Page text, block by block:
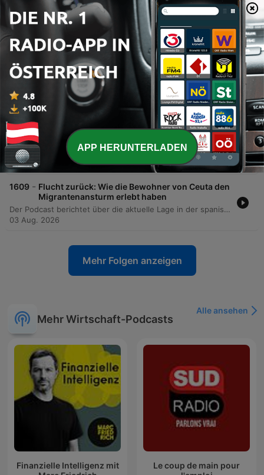
1612 -
Rohe Gewalt gegen Migranten: Wieso Tausende
Südafrika verlassen
Dieser Bericht beleuchtet die aktuelle Welle fremdenfeindlicher Gewalt in Südafrika anhand der Situation von Brian Miranda, einem Migranten aus Simbabwe in Mossel Bay. Während die Stadt als wohlhabender und sicherer Ort gilt, kam es dort zu gewaltsamen Ausschreitungen, bei denen Hütten niedergebrannt wurden und Menschen getötet wurden. Die Untersuchung geht den tieferliegenden Ursachen der Protestbewegung nach, die vor allem von der armen, schwarzen Bevölkerung getragen wird. Im Zentrum der Spannungen steht die hohe Arbeitslosigkeit und das Gefühl der wirtschaftlichen Benachteiligung. Demonstranten werfen Migranten vor, durch illegale Beschäftigung und Missachtung von Arbeitsgesetzen lokale Arbeitsplätze zu besetzen. Der Bericht analysiert zudem das strukturelle Versagen des südafrikanischen Staates sowie die enorme soziale Ungleichheit im Land, die die Gewalt gegen Einwanderer als Ventil für den Frust über die Regierung und fehlende Perspektiven nutzt.
06 Aug. 2026
1611 -
Make Europe Great Again - Wie Elon Musk hier
wieder Politik macht
Der Podcast analysiert den anhaltenden politischen Einfluss von Elon Musk, der sich sowohl in den USA als auch in Europa durch finanzielle Unterstützung und seine Plattform X engagiert. Dabei wird beleuchtet, wie er rechtskonservative Kandidaten unterstützt, aber auch, wie seine Interventionen teilweise kontraproduktiv wirken können.
05 Aug. 2026
1610 - Deal or no deal: Was taugt Trumps Gaza-Plan
wirklich?
In dieser Episode analysiert der Israel-Korrespondent Johannes Bockenheimer die Tragweite und die Realisierbarkeit des von US-Präsident Donald Trump angekündigten Friedensabkommens im Gazastreifen. Im Zentrum steht das Versprechen einer vollständigen Entwaffnung der Hamas sowie eine umfassende Waffenruhe, dessen praktische Umsetzung vor massiven Hindernissen steht. Die Diskussion beleuchtet die Skepsis in Israel und der Region, die Unklarheiten bei der Rolle internationaler Stabilisierungstruppen sowie die strategische Bedeutung der Hamas-Netzwerke, die zunehmend auch in Europa operieren. Der Beitrag untersucht, ob Trumps Plan ein echter diplomatischer Durchbruch oder lediglich eine politisch motivierte Rhetorik ist, während die Gewalt im Gazastreifen anhält.
04 Aug. 2026
1609 - Flucht zurück: Wie die Bewohner von Ceuta den
Migrantenansturm erlebt haben
Der Podcast berichtet über die aktuelle Lage in der spanischen Exklave Ceuta nach dem massiven Ansturm tausender Migranten aus Marokko. Die Korrespondentin Julia Mon beschreibt vor Ort eine extrem angespannte Situation, geprägt von Hunger, Durst und der Präsenz von Militär und Polizei, während viele Menschen weiterhin in den Bergen oder versteckt in der Stadt verbleiben. Die Episode beleuchtet die politischen Hintergründe des Vorfalls, wobei ein diplomatischer Konflikt zwischen dem marokkanischen Regime und der spanischen Regierung unter Pedro Sánchez als Ursache vermutet wird. Zudem werden die europäischen Dimensionen thematisiert, einschließlich der Kritik von EU-Mitgliedstaaten an der Grenzsicherung Spaniens sowie der Abhängigkeit der EU von Drittstaaten bei der Migrationskontrolle.
03 Aug. 2026
Mehr Folgen anzeigen
Mehr Wirtschaft-Podcasts
Alle ansehen
Finanzielle Intelligenz mit
Le coup de main pour
APP HERUNTERLADEN